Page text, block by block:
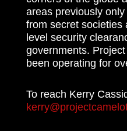
areas previously
from secret societies
level security
governments.
been operating for
To reach Kerry